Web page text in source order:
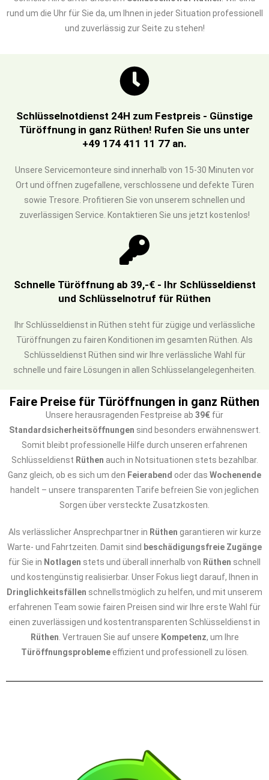
rund um die Uhr für Sie da, um Ihnen in jeder Situation professionell
und zuverlässig zur Seite zu stehen!
Schlüsselnotdienst 24H zum Festpreis - Günstige
Türöffnung in ganz Rüthen! Rufen Sie uns unter
+49 174 411 11 77 an.
Unsere Servicemonteure sind innerhalb von 15-30 Minuten vor
Ort und öffnen zugefallene, verschlossene und defekte Türen
sowie Tresore. Profitieren Sie von unserem schnellen und
zuverlässigen Service. Kontaktieren Sie uns jetzt kostenlos!
Schnelle Türöffnung ab 39,-€ - Ihr Schlüsseldienst
und Schlüsselnotruf für Rüthen
Ihr Schlüsseldienst in Rüthen steht für zügige und verlässliche
Türöffnungen zu fairen Konditionen im gesamten Rüthen. Als
Schlüsseldienst Rüthen sind wir Ihre verlässliche Wahl für
schnelle und faire Lösungen in allen Schlüsselangelegenheiten.
Faire Preise für Türöffnungen in ganz Rüthen
Unsere herausragenden Festpreise ab 39€ für
Standardsicherheitsöffnungen sind besonders erwähnenswert.
Somit bleibt professionelle Hilfe durch unseren erfahrenen
Schlüsseldienst Rüthen auch in Notsituationen stets bezahlbar.
Ganz gleich, ob es sich um den Feierabend oder das Wochenende
handelt – unsere transparenten Tarife befreien Sie von jeglichen
Sorgen über versteckte Zusatzkosten.
Als verlässlicher Ansprechpartner in Rüthen garantieren wir kurze
Warte- und Fahrtzeiten. Damit sind beschädigungsfreie Zugänge
für Sie in Notlagen stets und überall innerhalb von Rüthen schnell
und kostengünstig realisierbar. Unser Fokus liegt darauf, Ihnen in
Dringlichkeitsfällen schnellstmöglich zu helfen, und mit unserem
erfahrenen Team sowie fairen Preisen sind wir Ihre erste Wahl für
einen zuverlässigen und kostentransparenten Schlüsseldienst in
Rüthen . Vertrauen Sie auf unsere Kompetenz, um Ihre
Türöffnungsproblemeeffizient und professionell zu lösen.